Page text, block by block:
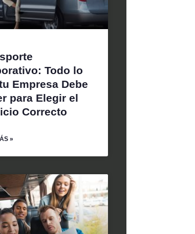
Todo lo
Empresa Debe
para Elegir el
Correcto
»